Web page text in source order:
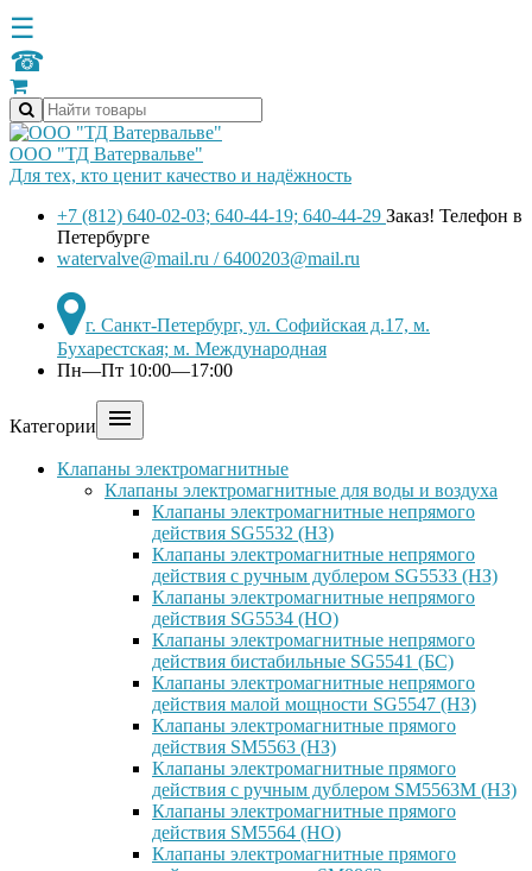
☰
☎
ООО "ТД Ватервальве"
Для тех, кто ценит качество и надёжность
+7 (812) 640-02-03; 640-44-19; 640-44-29 Заказ! Телефон в
Петербурге
watervalve@mail.ru / 6400203@mail.ru
г. Санкт-Петербург, ул. Софийская д.17, м.
Бухарестская; м. Международная
Пн—Пт 10:00—17:00
Категории 
Клапаны электромагнитные
Клапаны электромагнитные для воды и воздуха
Клапаны электромагнитные непрямого
действия SG5532 (НЗ)
Клапаны электромагнитные непрямого
действия с ручным дублером SG5533 (НЗ)
Клапаны электромагнитные непрямого
действия SG5534 (НО)
Клапаны электромагнитные непрямого
действия бистабильные SG5541 (БС)
Клапаны электромагнитные непрямого
действия малой мощности SG5547 (НЗ)
Клапаны электромагнитные прямого
действия SM5563 (НЗ)
Клапаны электромагнитные прямого
действия с ручным дублером SM5563M (НЗ)
Клапаны электромагнитные прямого
действия SM5564 (НО)
Клапаны электромагнитные прямого